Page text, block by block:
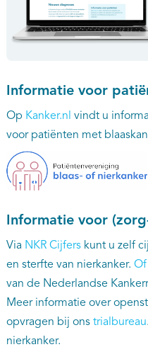
Informatie voor
Op Kanker.nl vindt u
voor patiënten met
Informatie voor
Via NKR Cijferskunt u zelf
en sterfte van nierkanker. Of
van de Nederlandse
Meer informatie over
opvragen bij ons trialbureau
nierkanker.